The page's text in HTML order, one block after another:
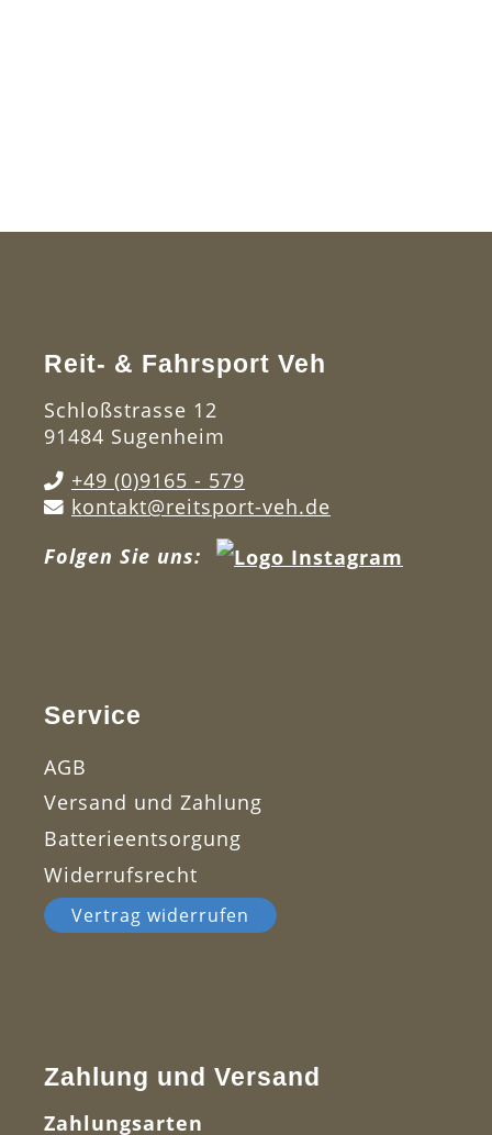
Reit- & Fahrsport Veh
Schloßstrasse 12
91484 Sugenheim
+49 (0)9165 - 579
kontakt@reitsport-veh.de
Folgen Sie uns:
Service
AGB
Versand und Zahlung
Batterieentsorgung
Widerrufsrecht
Vertrag widerrufen
Zahlung und Versand
Zahlungsarten